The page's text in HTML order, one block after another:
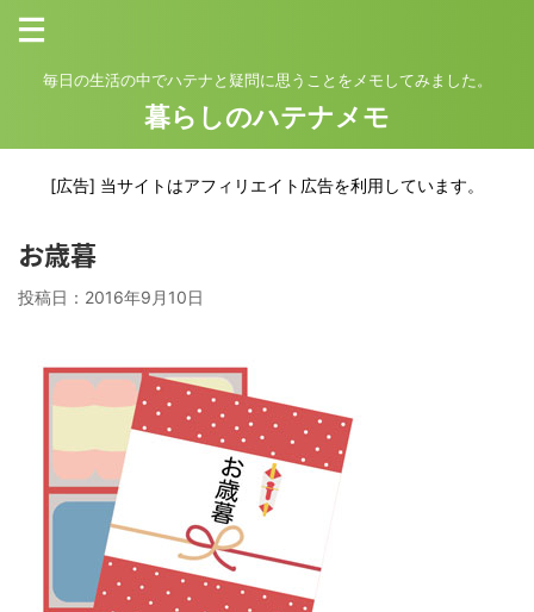
毎日の生活の中でハテナと疑問に思うことをメモしてみました。
暮らしのハテナメモ
[広告] 当サイトはアフィリエイト広告を利用しています。
お歳暮
投稿日： 2016年9月10日